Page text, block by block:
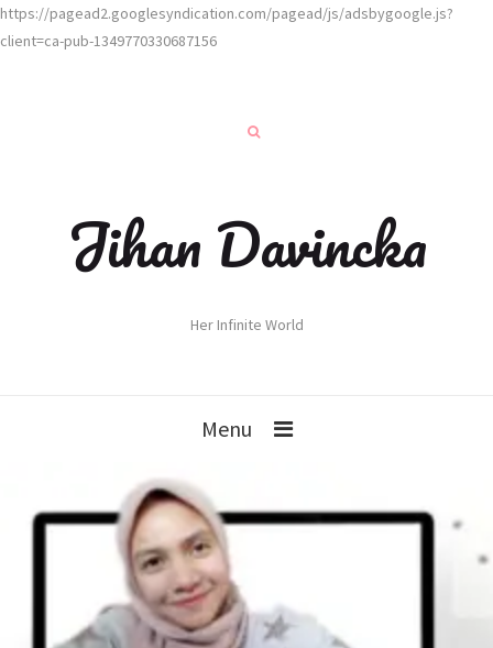
https://pagead2.googlesyndication.com/pagead/js/adsbygoogle.js?
client=ca-pub-1349770330687156
Jihan Davincka
Her Infinite World
Menu